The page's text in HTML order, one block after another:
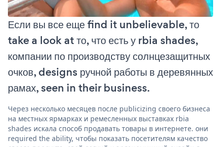
Если вы все еще find it unbelievable, то
take a look at то, что есть у rbia shades,
компании по производству солнцезащитных
очков, designs ручной работы в деревянных
рамах, seen in their business.
Через несколько месяцев после publicizing своего бизнеса
на местных ярмарках и ремесленных выставках rbia
shades искала способ продавать товары в интернете. они
required the ability, чтобы показать посетителям качество